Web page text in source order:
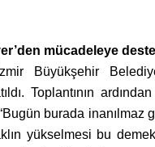
mücadeleye
Büyükşehir
Toplantının
burada inanılmaz
yükselmesi bu